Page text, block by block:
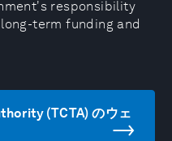
responsibility
term funding and
(TCTA) のウェ